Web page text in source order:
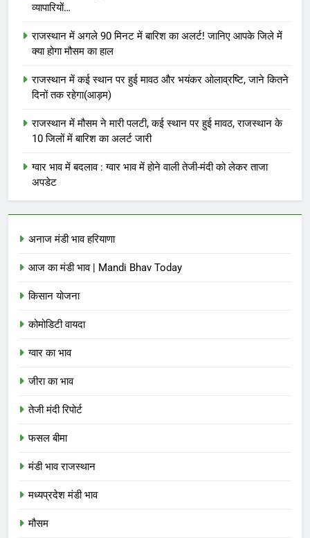
व्यापारियों…
राजस्थान में अगले 90 मिनट में बारिश का अलर्ट! जानिए आपके जिले में
क्या होगा मौसम का हाल
राजस्थान में कई स्थान पर हुई मावठ और भयंकर ओलाव्रष्टि, जाने कितने
दिनों तक रहेगा(आड़म)
राजस्थान में मौसम ने मारी पलटी, कई स्थान पर हुई मावठ, राजस्थान के
10 जिलों में बारिश का अलर्ट जारी
ग्वार भाव में बदलाव : ग्वार भाव में होने वाली तेजी-मंदी को लेकर ताजा
अपडेट
अनाज मंडी भाव हरियाणा
आज का मंडी भाव | Mandi Bhav Today
किसान योजना
कोमोडिटी वायदा
ग्वार का भाव
जीरा का भाव
तेजी मंदी रिपोर्ट
फसल बीमा
मंडी भाव राजस्थान
मध्यप्रदेश मंडी भाव
मौसम